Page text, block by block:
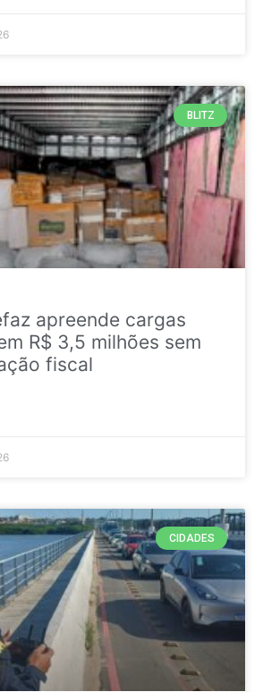
BLITZ
apreende cargas
R$ 3,5 milhões sem
fiscal
CIDADES